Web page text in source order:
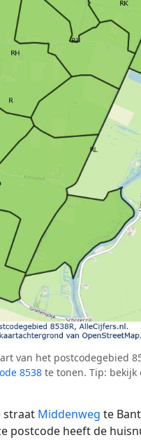
van het postcodegebied
8538 te tonen. Tip: bekijk
straat Middenweg te
postcode heeft de